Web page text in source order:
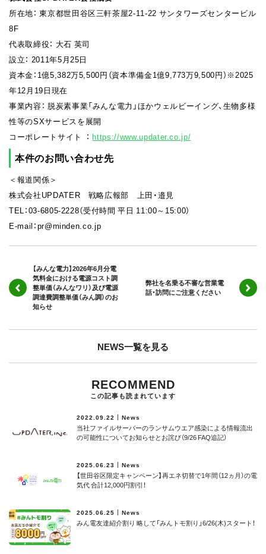
所在地： 東京都世田谷区三軒茶屋2-11-22 サンタワーズセンタービル
8F
代表取締役： 大石 英司
設立： 2011年5月25日
資本金：1億5,382万5,500円（資本準備金1億9,773万9,500円）※2025
年12月19日現在
事業内容： 脱炭素事業「みんな電力」ほかウェルビーイング、生物多様
性等のSXサービスを展開
コーポレートサイト ： https://www.updater.co.jp/
本件のお問い合わせ先
＜報道関係＞
株式会社UPDATER 戦略広報部 上田・邉見
TEL：03-6805-2228（受付時間 平日 11:00～15:00）
E-mail：pr@minden.co.jp
【みんな電力】2026年6月分電
気料金における電源コスト調
整単価（みんなワリ）及び電源
調達費調整単価（みん調）のお
知らせ
弊社を名乗る不審な営業電
話・訪問にご注意ください
NEWS一覧を見る
RECOMMEND
この記事も読まれています
2022.09.22 News
当社ファイルサーバーのランサムウエア感染による情報流出
の可能性についてお知らせとお詫び（9/26 FAQ追記）
2025.06.23 News
【世田谷区限定キャンペーン】再エネ切替で1年間（12ヵ月）の電
気代 合計12,000円割引！
2025.06.25 News
みん電友達紹介割り 略して「みんトモ割り」6/26(木)スタート！